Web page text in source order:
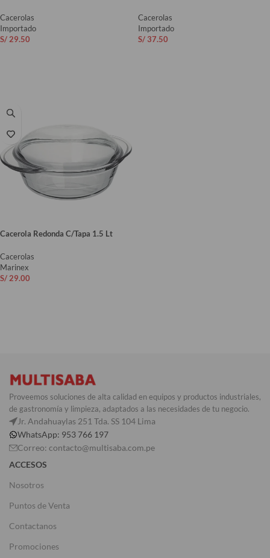
Cacerolas
Importado
S/ 29.50
Cacerolas
Importado
S/ 37.50
Cacerola Redonda C/Tapa 1.5 Lt
Cacerolas
Marinex
S/ 29.00
Proveemos soluciones de alta calidad en equipos y productos industriales,
de gastronomía y limpieza, adaptados a las necesidades de tu negocio.
Jr. Andahuaylas 251 Tda. SS 104 Lima
WhatsApp: 953 766 197
Correo: contacto@multisaba.com.pe
ACCESOS
Nosotros
Puntos de Venta
Contactanos
Promociones